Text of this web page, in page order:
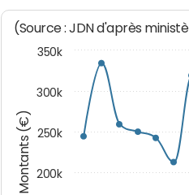
Montants (€)
(Source : JDN d'après
200k
250k
300k
350k